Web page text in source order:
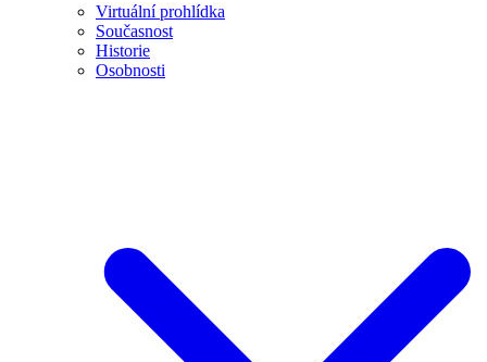
Virtuální prohlídka
Současnost
Historie
Osobnosti